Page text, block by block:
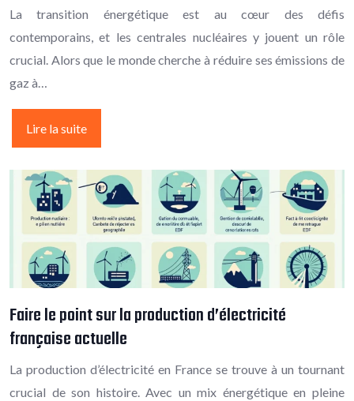
La transition énergétique est au cœur des défis
contemporains, et les centrales nucléaires y jouent un rôle
crucial. Alors que le monde cherche à réduire ses émissions de
gaz à…
Lire la suite
Faire le point sur la production d’électricité
française actuelle
La production d’électricité en France se trouve à un tournant
crucial de son histoire. Avec un mix énergétique en pleine